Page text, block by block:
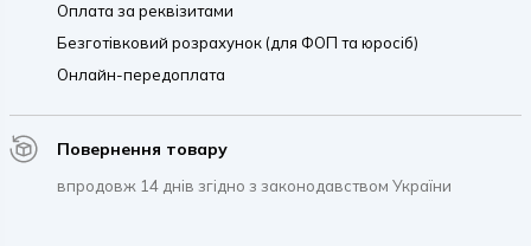
Оплата за реквізитами
Безготівковий розрахунок (для ФОП та юросіб)
Онлайн-передоплата
Повернення товару
впродовж 14 днів згідно з законодавством України